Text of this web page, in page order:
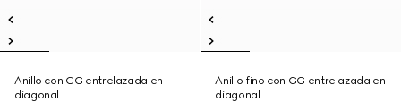
Anillo con GG entrelazada en
diagonal
Anillo fino con GG entrelazada en
diagonal